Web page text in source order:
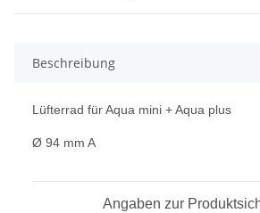
Beschreibung
Lüfterrad für Aqua mini + Aqua plus
Ø 94 mm A
Angaben zur